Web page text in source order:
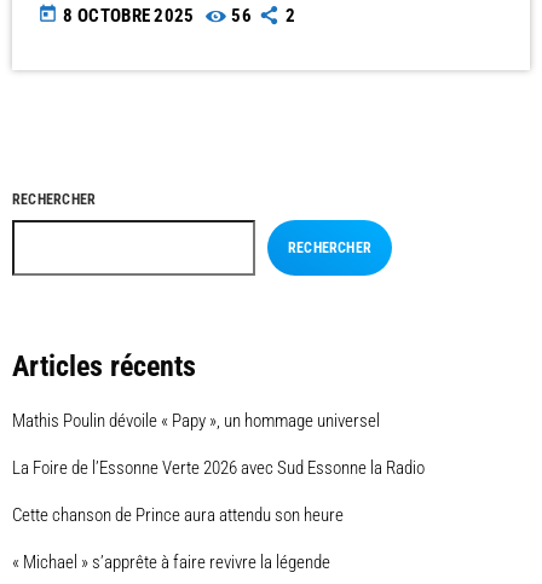
today 8 OCTOBRE 2025 56 2
RECHERCHER
RECHERCHER
Articles récents
Mathis Poulin dévoile « Papy », un hommage universel
La Foire de l’Essonne Verte 2026 avec Sud Essonne la Radio
Cette chanson de Prince aura attendu son heure
« Michael » s’apprête à faire revivre la légende